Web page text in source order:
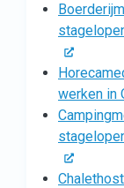
werken in